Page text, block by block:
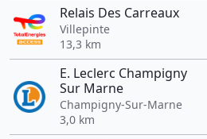
Relais Des Carreaux
Villepinte
13,3 km
E. Leclerc Champigny
Sur Marne
Champigny-Sur-Marne
3,0 km